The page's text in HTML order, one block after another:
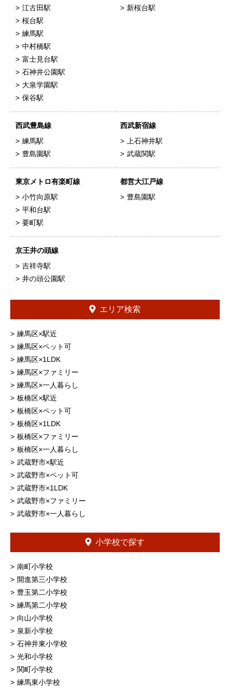
江古田駅
桜台駅
練馬駅
中村橋駅
富士見台駅
石神井公園駅
大泉学園駅
保谷駅
新桜台駅
西武豊島線
練馬駅
豊島園駅
西武新宿線
上石神井駅
武蔵関駅
東京メトロ有楽町線
小竹向原駅
平和台駅
要町駅
都営大江戸線
豊島園駅
京王井の頭線
吉祥寺駅
井の頭公園駅
エリア検索
練馬区×駅近
練馬区×ペット可
練馬区×1LDK
練馬区×ファミリー
練馬区×一人暮らし
板橋区×駅近
板橋区×ペット可
板橋区×1LDK
板橋区×ファミリー
板橋区×一人暮らし
武蔵野市×駅近
武蔵野市×ペット可
武蔵野市×1LDK
武蔵野市×ファミリー
武蔵野市×一人暮らし
小学校で探す
南町小学校
開進第三小学校
豊玉第二小学校
練馬第二小学校
向山小学校
泉新小学校
石神井東小学校
光和小学校
関町小学校
練馬東小学校